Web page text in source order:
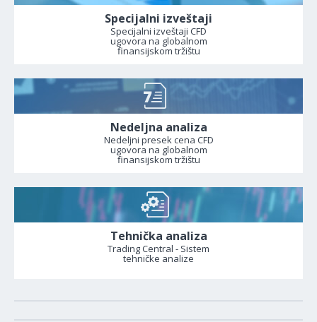
Specijalni izveštaji
Specijalni izveštaji CFD
ugovora na globalnom
finansijskom tržištu
Nedeljna analiza
Nedeljni presek cena CFD
ugovora na globalnom
finansijskom tržištu
Tehnička analiza
Trading Central - Sistem
tehničke analize